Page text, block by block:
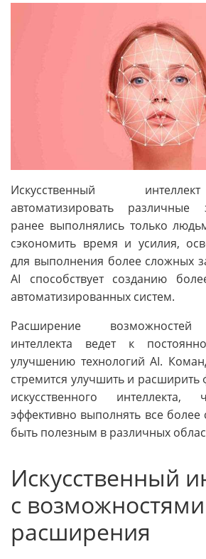
Искусственный
автоматизировать различные
ранее выполнялись только
сэкономить время и усилия,
для выполнения более сложных
AI способствует созданию
автоматизированных систем.
Расширение возможностей
интеллекта ведет к
улучшению технологий AI.
стремится улучшить и расширить
искусственного
эффективно выполнять все
быть полезным в различных
Искусственный
с возможностями
расширения